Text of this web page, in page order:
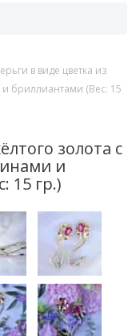
в виде цветка из
бриллиантами (Вес: 15
золота с
и
15 гр.)